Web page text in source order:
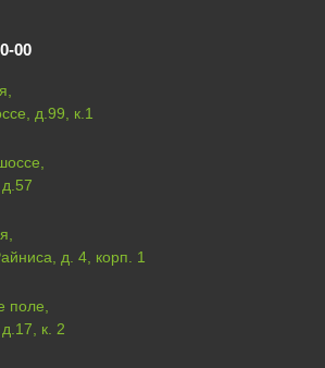
00
д.99, к.1
д. 4, корп. 1
поле,
к. 2